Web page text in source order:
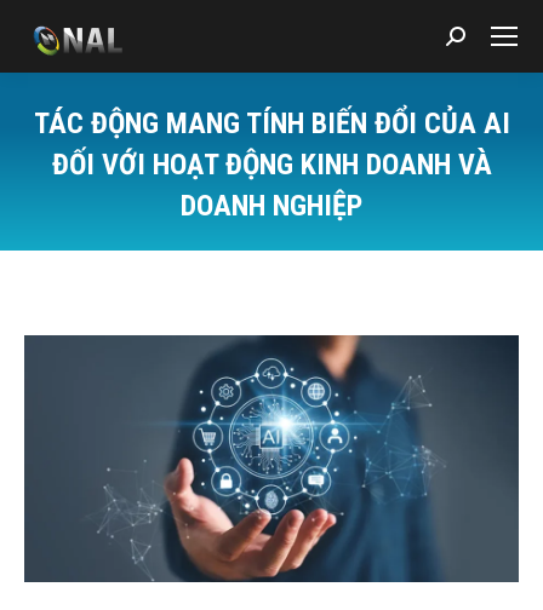
Search:
TÁC ĐỘNG MANG TÍNH BIẾN ĐỔI CỦA AI
ĐỐI VỚI HOẠT ĐỘNG KINH DOANH VÀ
DOANH NGHIỆP